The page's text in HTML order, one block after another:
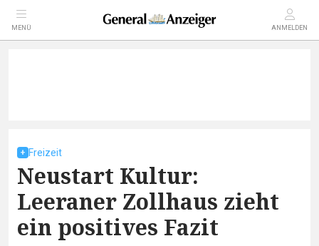
MENÜ ANMELDEN
Freizeit
Neustart Kultur:
Leeraner Zollhaus zieht
ein positives Fazit